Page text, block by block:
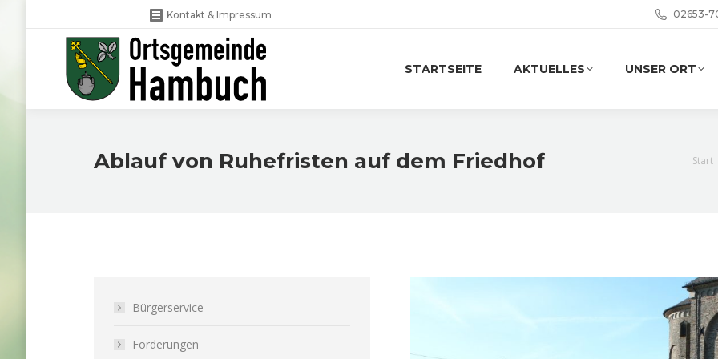
Kontakt & Impressum 02653-
STARTSEITE AKTUELLES UNSER ORT
Ablauf von Ruhefristen auf dem Friedhof Sie
Start
Bürgerservice
Förderungen